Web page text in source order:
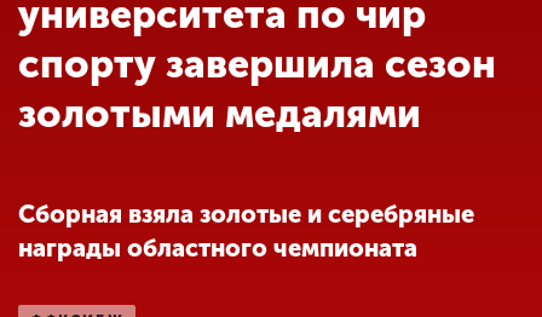
Обучение
Международная
университета по чир
спорту завершила сезон
золотыми медалями
Сборная взяла золотые и серебряные
награды областного чемпионата